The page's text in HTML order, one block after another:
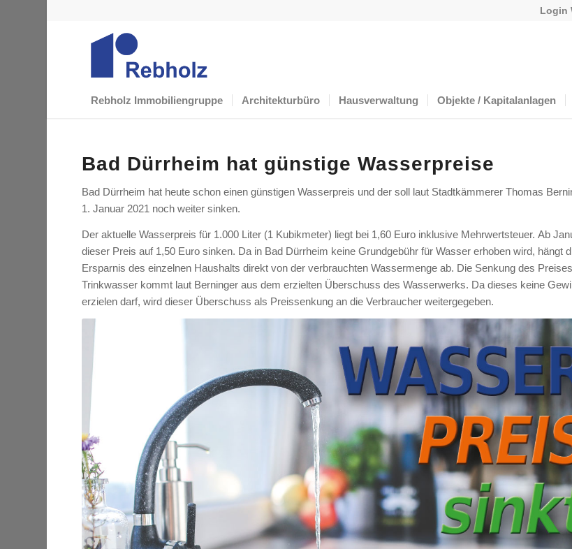
Login
Rebholz Immobiliengruppe Architekturbüro Hausverwaltung Objekte / Kapitalanlagen
Bad Dürrheim hat günstige Wasserpreise
Bad Dürrheim hat heute schon einen günstigen Wasserpreis und der soll laut Stadtkämmerer Thomas
1. Januar 2021 noch weiter sinken.
Der aktuelle Wasserpreis für 1.000 Liter (1 Kubikmeter) liegt bei 1,60 Euro inklusive Mehrwertsteuer. Ab
dieser Preis auf 1,50 Euro sinken. Da in Bad Dürrheim keine Grundgebühr für Wasser erhoben wird, hängt
Ersparnis des einzelnen Haushalts direkt von der verbrauchten Wassermenge ab. Die Senkung des
Trinkwasser kommt laut Berninger aus dem erzielten Überschuss des Wasserwerks. Da dieses keine
erzielen darf, wird dieser Überschuss als Preissenkung an die Verbraucher weitergegeben.